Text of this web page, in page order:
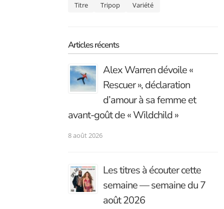
Titre
Tripop Variété
Articles récents
Alex Warren dévoile «
Rescuer », déclaration
d’amour à sa femme et
avant-goût de « Wildchild »
8 août 2026
Les titres à écouter cette
semaine — semaine du 7
août 2026